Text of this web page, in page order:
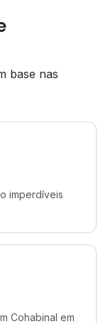
base nas
imperdíveis
Cohabinal em